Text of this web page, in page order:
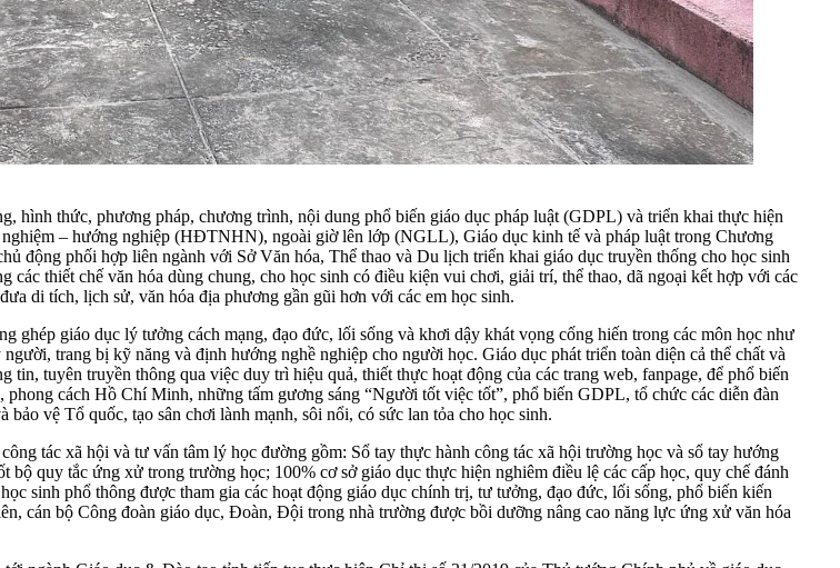
hình thức, phương pháp, chương trình, nội dung phổ biến giáo dục pháp luật (GDPL) và triển khai thực hiện
– hướng nghiệp (HĐTNHN), ngoài giờ lên lớp (NGLL), Giáo dục kinh tế và pháp luật trong Chương
động phối hợp liên ngành với Sở Văn hóa, Thể thao và Du lịch triển khai giáo dục truyền thống cho học sinh
thiết chế văn hóa dùng chung, cho học sinh có điều kiện vui chơi, giải trí, thể thao, dã ngoại kết hợp với các
di tích, lịch sử, văn hóa địa phương gần gũi hơn với các em học sinh.
ghép giáo dục lý tưởng cách mạng, đạo đức, lối sống và khơi dậy khát vọng cống hiến trong các môn học như
trang bị kỹ năng và định hướng nghề nghiệp cho người học. Giáo dục phát triển toàn diện cả thể chất và
tuyên truyền thông qua việc duy trì hiệu quả, thiết thực hoạt động của các trang web, fanpage, để phổ biến
cách Hồ Chí Minh, những tấm gương sáng “Người tốt việc tốt”, phổ biến GDPL, tổ chức các diễn đàn
vệ Tổ quốc, tạo sân chơi lành mạnh, sôi nổi, có sức lan tỏa cho học sinh.
tác xã hội và tư vấn tâm lý học đường gồm: Sổ tay thực hành công tác xã hội trường học và sổ tay hướng
quy tắc ứng xử trong trường học; 100% cơ sở giáo dục thực hiện nghiêm điều lệ các cấp học, quy chế đánh
sinh phổ thông được tham gia các hoạt động giáo dục chính trị, tư tưởng, đạo đức, lối sống, phổ biến kiến
cán bộ Công đoàn giáo dục, Đoàn, Đội trong nhà trường được bồi dưỡng nâng cao năng lực ứng xử văn hóa